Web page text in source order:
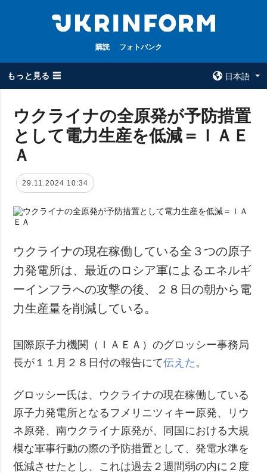
購読 フォトバンク
もっと見る ☰
日本語
全てのトピック
政治
経済・復興
社会・文化
スポーツ
犯罪
事故・緊急事態
ウクルインフォ
ルム
特集
インタビュー
動画
購読
フォトバンク
ウクライナの全原発が予防措置
として電力生産を低減＝ＩＡＥ
Ａ
29.11.2024 10:34
ウクライナの現在稼働している全３つの原子
力発電所は、最近のロシア軍によるエネルギ
ーインフラへの攻撃の後、２８日の朝から電
力生産量を削減している。
国際原子力機関（ＩＡＥＡ）のグロッシー事務局
長が１１月２８日付の報告にて伝えた 。
グロッシー氏は、ウクライナの現在稼働している
原子力発電所となるフメリニツィキー原発、リウ
ネ原発、南ウクライナ原発が、同国における大規
模な軍事行動の際の予防措置として、発電水準を
低減させたとし、これは過去２週間弱の内に２度